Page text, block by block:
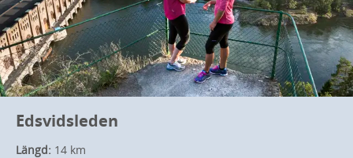
Edsvidsleden
Längd: 14 km